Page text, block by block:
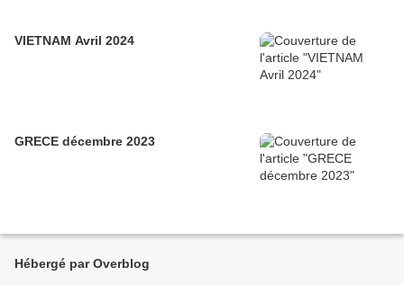
VIETNAM Avril 2024
GRECE décembre 2023
Hébergé par Overblog